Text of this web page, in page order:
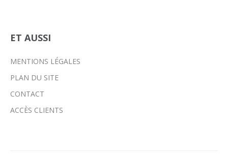
ET AUSSI
MENTIONS LÉGALES
PLAN DU SITE
CONTACT
ACCÈS CLIENTS